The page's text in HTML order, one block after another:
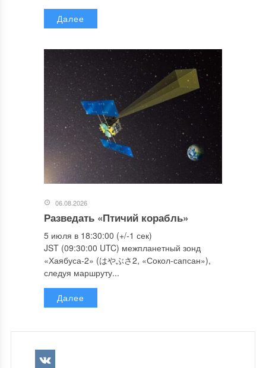
Далее
06.08.2026
Разведать «Птичий корабль»
5 июля в 18:30:00 (+/-1 сек)
JST (09:30:00 UTC) межпланетный зонд
«Хаябуса-2» (はやぶさ2, «Сокол-сапсан»),
следуя маршруту...
Далее